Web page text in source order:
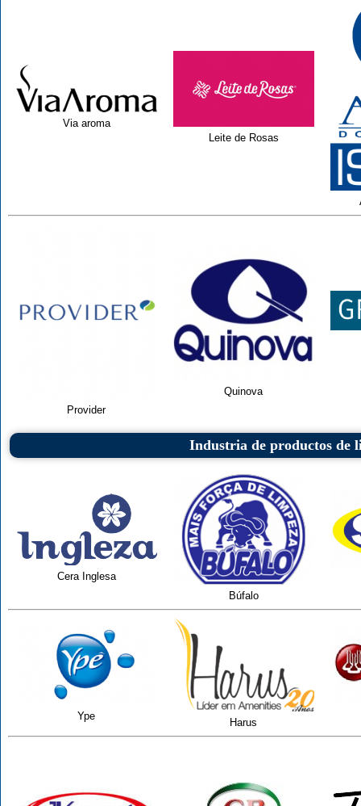
Via aroma
Leite de Rosas
Provider
Quinova
Industria de productos de
Cera Inglesa
Búfalo
Ype
Harus